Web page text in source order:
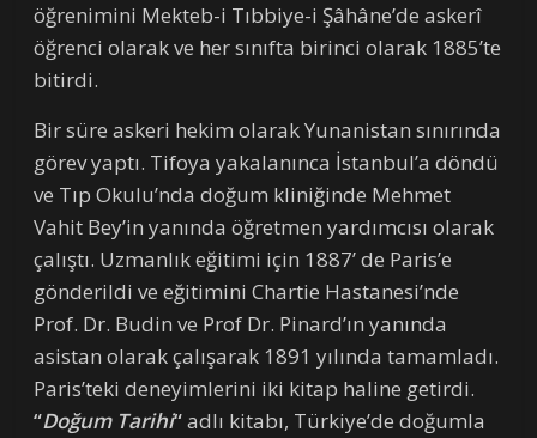
öğrenimini Mekteb-i Tıbbiye-i Şâhâne’de askerî
öğrenci olarak ve her sınıfta birinci olarak 1885’te
bitirdi.
Bir süre askeri hekim olarak Yunanistan sınırında
görev yaptı. Tifoya yakalanınca İstanbul’a döndü
ve Tıp Okulu’nda doğum kliniğinde Mehmet
Vahit Bey’in yanında öğretmen yardımcısı olarak
çalıştı. Uzmanlık eğitimi için 1887’ de Paris’e
gönderildi ve eğitimini Chartie Hastanesi’nde
Prof. Dr. Budin ve Prof Dr. Pinard’ın yanında
asistan olarak çalışarak 1891 yılında tamamladı.
Paris’teki deneyimlerini iki kitap haline getirdi.
“Doğum Tarihi“adlı kitabı, Türkiye’de doğumla